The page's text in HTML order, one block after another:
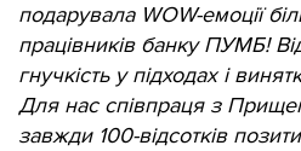
подарувала WOW-емоції
працівників банку ПУМБ!
гнучкість у підходах і
Для нас співпраця з
завжди 100-відсотків